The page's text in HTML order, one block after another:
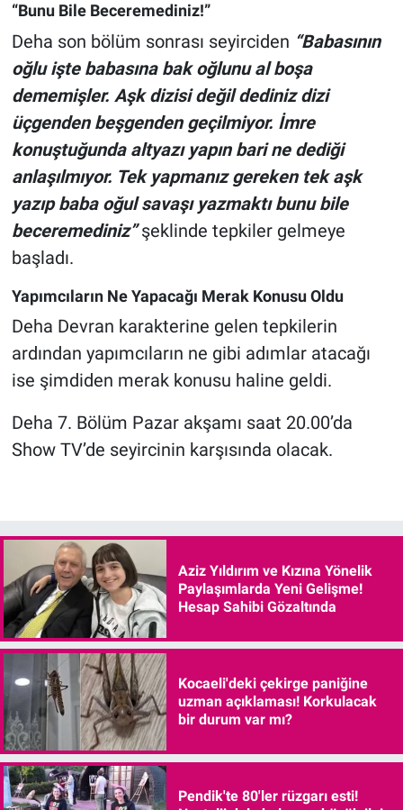
“Bunu Bile Beceremediniz!”
Deha son bölüm sonrası seyirciden “Babasının
oğlu işte babasına bak oğlunu al boşa
dememişler. Aşk dizisi değil dediniz dizi
üçgenden beşgenden geçilmiyor. İmre
konuştuğunda altyazı yapın bari ne dediği
anlaşılmıyor. Tek yapmanız gereken tek aşk
yazıp baba oğul savaşı yazmaktı bunu bile
beceremediniz”şeklinde tepkiler gelmeye
başladı.
Yapımcıların Ne Yapacağı Merak Konusu Oldu
Deha Devran karakterine gelen tepkilerin
ardından yapımcıların ne gibi adımlar atacağı
ise şimdiden merak konusu haline geldi.
Deha 7. Bölüm Pazar akşamı saat 20.00’da
Show TV’de seyircinin karşısında olacak.
Aziz Yıldırım ve Kızına Yönelik
Paylaşımlarda Yeni Gelişme!
Hesap Sahibi Gözaltında
Kocaeli'deki çekirge paniğine
uzman açıklaması! Korkulacak
bir durum var mı?
Pendik'te 80'ler rüzgarı esti!